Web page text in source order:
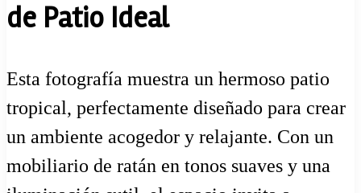
de Patio Ideal
Esta fotografía muestra un hermoso patio
tropical, perfectamente diseñado para crear
un ambiente acogedor y relajante. Con un
mobiliario de ratán en tonos suaves y una